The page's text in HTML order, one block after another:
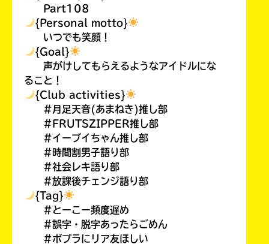
Part108
{Personal motto}
いつでも笑顔！
{Goal}
声がけしてもらえるようなアイドルにな
ること！
{Club activities}
#月足天音(あまねき)推し部
#FRUTSZIPPER推し部
#イーブイちゃん推し部
#時間割男子語り部
#社会レキ語り部
#放課後チェンジ語り部
{Tag}
#とーこー頻度遅め
#誤字・脱字あったらごめん
#ポプラにリア友ほしい